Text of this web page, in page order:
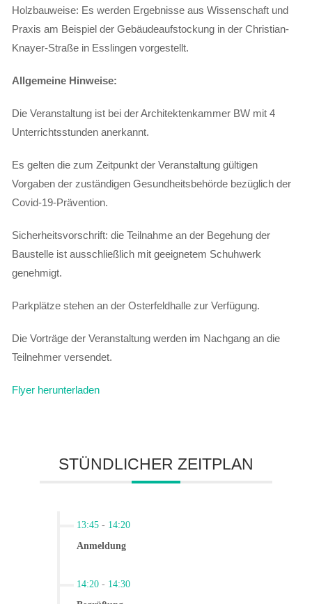
Holzbauweise: Es werden Ergebnisse aus Wissenschaft und
Praxis am Beispiel der Gebäudeaufstockung in der Christian-
Knayer-Straße in Esslingen vorgestellt.
Allgemeine Hinweise:
Die Veranstaltung ist bei der Architektenkammer BW mit 4
Unterrichtsstunden anerkannt.
Es gelten die zum Zeitpunkt der Veranstaltung gültigen
Vorgaben der zuständigen Gesundheitsbehörde bezüglich der
Covid-19-Prävention.
Sicherheitsvorschrift: die Teilnahme an der Begehung der
Baustelle ist ausschließlich mit geeignetem Schuhwerk
genehmigt.
Parkplätze stehen an der Osterfeldhalle zur Verfügung.
Die Vorträge der Veranstaltung werden im Nachgang an die
Teilnehmer versendet.
Flyer herunterladen
STÜNDLICHER ZEITPLAN
13:45 - 14:20
Anmeldung
14:20 - 14:30